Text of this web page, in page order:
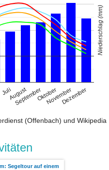
JuliAugust
SeptemberOktober
NovemberDezember
Niederschlag (mm)
(Offenbach) und Wikipedia
Segeltour auf einem